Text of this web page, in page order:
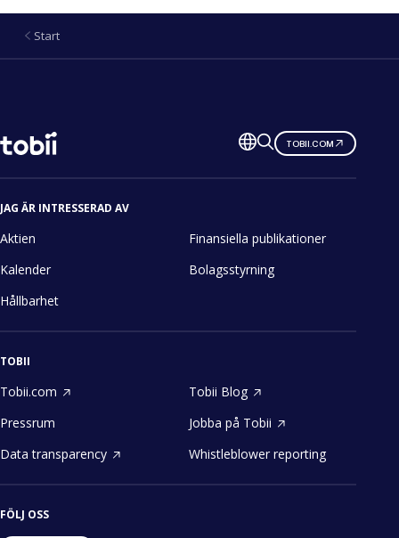
Start
Ändra
språk
TOBII.COM
JAG ÄR INTRESSERAD AV
Aktien
Finansiella publikationer
Kalender
Bolagsstyrning
Hållbarhet
TOBII
Tobii.com
Tobii Blog
Pressrum
Jobba på Tobii
Data transparency
Whistleblower reporting
FÖLJ OSS